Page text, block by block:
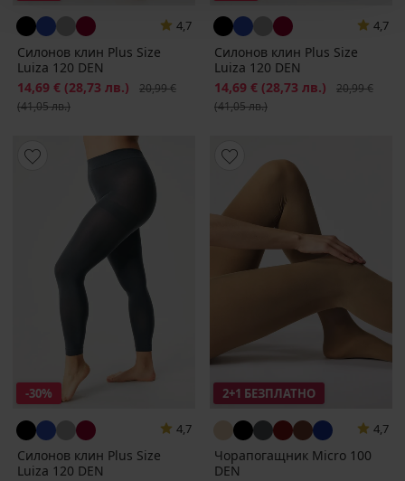
4,7
Силонов клин Plus Size
Luiza 120 DEN
Намаление
14,69 € (28,73 лв.) Първоначална цена
20,99 €
(41,05 лв.)
4,7
Силонов клин Plus Size
Luiza 120 DEN
Намаление
14,69 € (28,73 лв.)
20,99 €
(41,05 лв.)
-30%
4,7
Силонов клин Plus Size
Luiza 120 DEN
2+1 БЕЗПЛАТНО
4,7
Чорапогащник Micro 100
DEN